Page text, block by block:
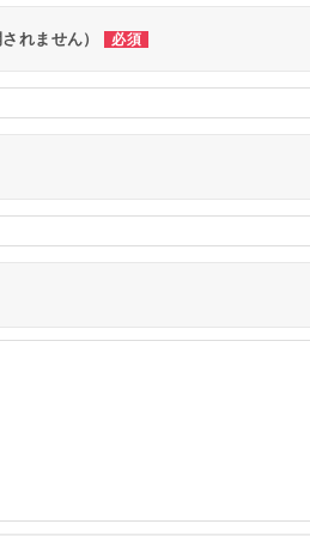
れません） 必須